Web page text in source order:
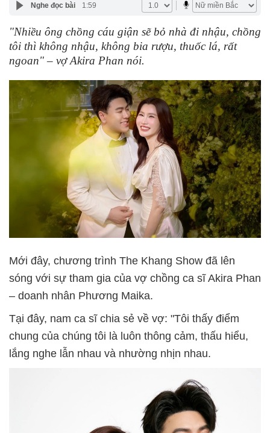
Nghe đọc bài 1:59
"Nhiều ông chồng cáu giận sẽ bỏ nhà đi nhậu, chồng
tôi thì không nhậu, không bia rượu, thuốc lá, rất
ngoan" – vợ Akira Phan nói.
Mới đây, chương trình The Khang Show đã lên
sóng với sự tham gia của vợ chồng ca sĩ Akira Phan
– doanh nhân Phương Maika.
Tại đây, nam ca sĩ chia sẻ về vợ: "Tôi thấy điểm
chung của chúng tôi là luôn thông cảm, thấu hiểu,
lắng nghe lẫn nhau và nhường nhịn nhau.